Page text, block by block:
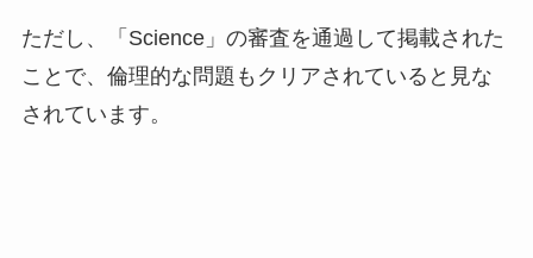
ただし、「Science」の審査を通過して掲載された
ことで、倫理的な問題もクリアされていると見な
されています。